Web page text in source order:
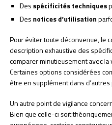
Des spécificités techniques
Des notices d’utilisation
Pour éviter toute déconvenue, le
description exhaustive des
comparer minutieusement avec
Certaines options considérées
être en supplément dans
Un autre point de vigilance
Bien que celle-ci soit